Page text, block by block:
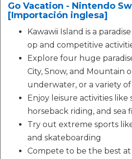
Go Vacation - Nintendo
[Importación inglesa]
Kawawii Island is a
op and competitive
Explore four huge
City, Snow, and Mountain
underwater, or a variety
Enjoy leisure activities like
horseback riding, and sea
Try out extreme sports
and skateboarding
Compete to be the best